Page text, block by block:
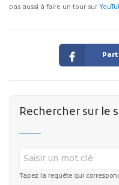
pas aussi à faire un tour sur
Rechercher sur le
Tapez la requête qui